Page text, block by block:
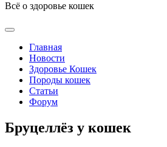
Всё о здоровье кошек
Главная
Новости
Здоровье Кошек
Породы кошек
Статьи
Форум
Бруцеллёз у кошек